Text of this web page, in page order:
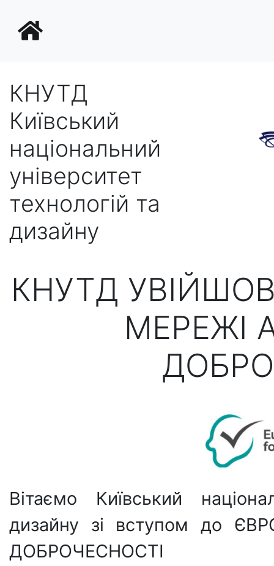
КНУТД
Київський
національний
університет
технологій та
дизайну
КНУТД
МЕРЕЖІ
Вітаємо Київський
дизайну зі вступом до